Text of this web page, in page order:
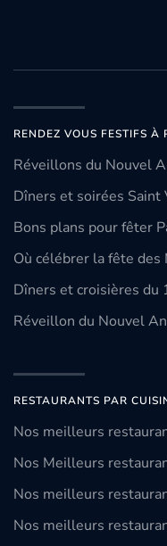
RENDEZ VOUS FESTIFS À
Réveillons du Nouvel
Dîners et soirées Saint
Bons plans pour fêter
Où célébrer la fête des
Dîners et croisières
Réveillon du Nouvel
RESTAURANTS PAR
Nos meilleurs
Nos Meilleurs
Nos meilleurs
Nos meilleurs